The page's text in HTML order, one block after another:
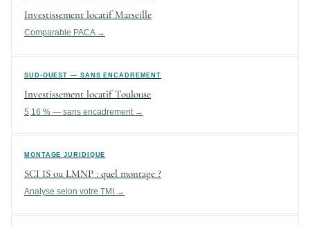
Investissement locatif Marseille
Comparable PACA →
SUD-OUEST — SANS ENCADREMENT
Investissement locatif Toulouse
5,16 % — sans encadrement →
MONTAGE JURIDIQUE
SCI IS ou LMNP : quel montage ?
Analyse selon votre TMI →